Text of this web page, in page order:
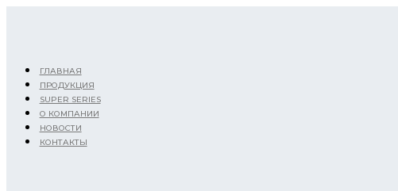
ГЛАВНАЯ
ПРОДУКЦИЯ
SUPER SERIES
О КОМПАНИИ
НОВОСТИ
КОНТАКТЫ